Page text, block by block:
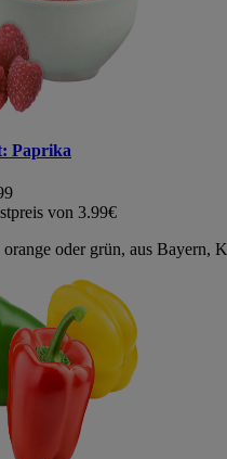
Paprika
von 3.99€
orange oder grün, aus Bayern,